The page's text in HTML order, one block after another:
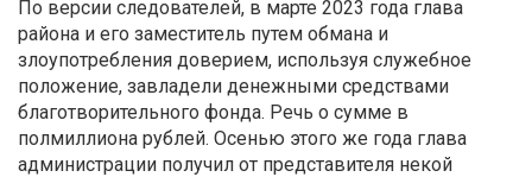
По версии следователей, в марте 2023 года глава
района и его заместитель путем обмана и
злоупотребления доверием, используя служебное
положение, завладели денежными средствами
благотворительного фонда. Речь о сумме в
полмиллиона рублей. Осенью этого же года глава
администрации получил от представителя некой